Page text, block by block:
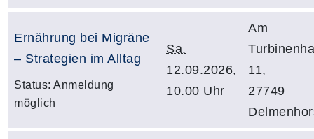
Ernährung bei Migräne
– Strategien im Alltag
Status: Anmeldung
möglich
Sa.
12.09.2026,
10.00 Uhr
Am
11,
27749